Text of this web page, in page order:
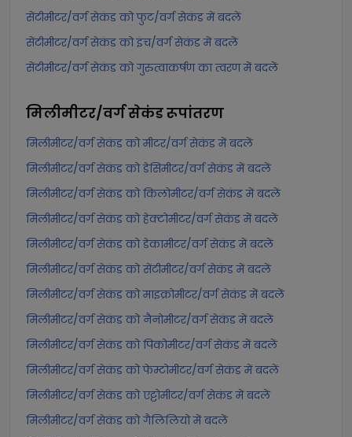
सेंटीमीटर/वर्ग सेकंड को फुट/वर्ग सेकंड में बदलें
सेंटीमीटर/वर्ग सेकंड को इंच/वर्ग सेकंड में बदलें
सेंटीमीटर/वर्ग सेकंड को गुरुत्वाकर्षण का त्वरण में बदलें
मिलीमीटर/वर्ग सेकंडरूपांतरण
मिलीमीटर/वर्ग सेकंड को मीटर/वर्ग सेकंड में बदलें
मिलीमीटर/वर्ग सेकंड को डेसिमीटर/वर्ग सेकंड में बदलें
मिलीमीटर/वर्ग सेकंड को किलोमीटर/वर्ग सेकंड में बदलें
मिलीमीटर/वर्ग सेकंड को हेक्टोमीटर/वर्ग सेकंड में बदलें
मिलीमीटर/वर्ग सेकंड को डेकामीटर/वर्ग सेकंड में बदलें
मिलीमीटर/वर्ग सेकंड को सेंटीमीटर/वर्ग सेकंड में बदलें
मिलीमीटर/वर्ग सेकंड को माइक्रोमीटर/वर्ग सेकंड में बदलें
मिलीमीटर/वर्ग सेकंड को नैनोमीटर/वर्ग सेकंड में बदलें
मिलीमीटर/वर्ग सेकंड को पिकोमीटर/वर्ग सेकंड में बदलें
मिलीमीटर/वर्ग सेकंड को फेम्टोमीटर/वर्ग सेकंड में बदलें
मिलीमीटर/वर्ग सेकंड को एट्टोमीटर/वर्ग सेकंड में बदलें
मिलीमीटर/वर्ग सेकंड को गैलिलियो में बदलें